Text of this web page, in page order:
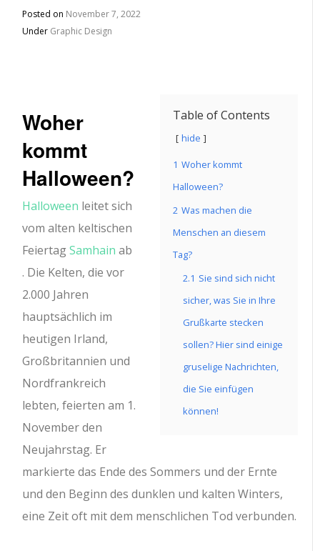
Posted on November 7, 2022
Under Graphic Design
Table of Contents
hide
1 Woher kommt
Halloween?
2 Was machen die
Menschen an diesem
Tag?
2.1 Sie sind sich nicht
sicher, was Sie in Ihre
Grußkarte stecken
sollen? Hier sind einige
gruselige Nachrichten,
die Sie einfügen
können!
Woher
kommt
Halloween?
Halloween leitet sich
vom alten keltischen
FeiertagSamhain ab
. Die Kelten, die vor
2.000 Jahren
hauptsächlich im
heutigen Irland,
Großbritannien und
Nordfrankreich
lebten, feierten am 1.
November den
Neujahrstag. Er
markierte das Ende des Sommers und der Ernte
und den Beginn des dunklen und kalten Winters,
eine Zeit oft mit dem menschlichen Tod verbunden.